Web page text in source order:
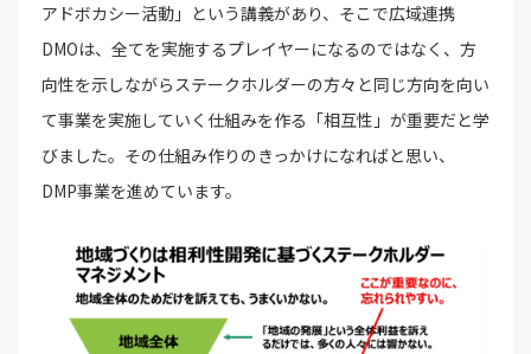
アドボカシー活動」という講義があり、そこで広域連携
DMOは、全てを実施するプレイヤーになるのではなく、方
向性を示しながらステークホルダーの方々と同じ方向を向い
て事業を実施していく仕組みを作る「相互性」が重要だと学
びました。その仕組み作りのきっかけになればと思い、
DMP事業を進めています。